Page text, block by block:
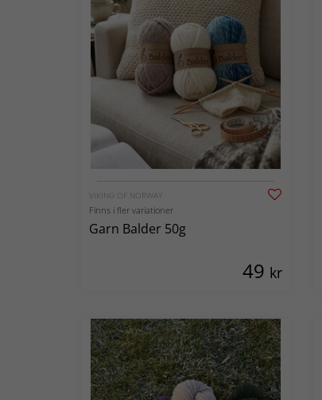
VIKING OF NORWAY
Finns i fler variationer
Garn Balder 50g
49 kr